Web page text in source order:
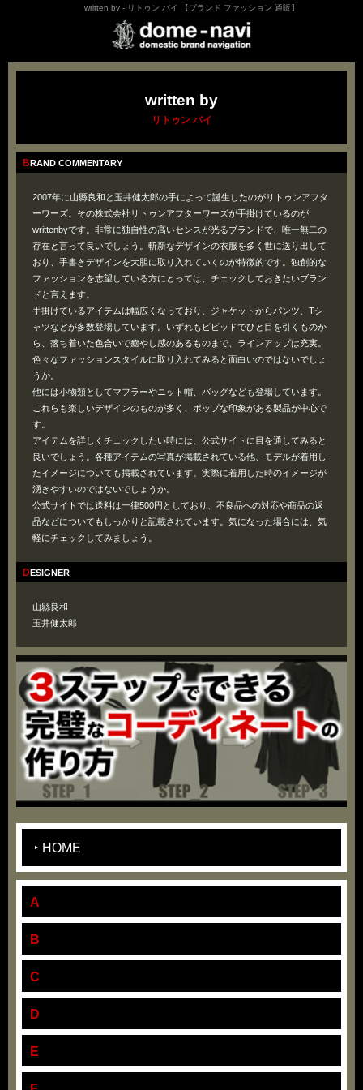
written by - リトゥン バイ 【ブランド ファッション 通販】
written by
リトゥン バイ
BRAND COMMENTARY
2007年に山縣良和と玉井健太郎の手によって誕生したのがリトゥンアフタ
ーワーズ。その株式会社リトゥンアフターワーズが手掛けているのが
writtenbyです。非常に独自性の高いセンスが光るブランドで、唯一無二の
存在と言って良いでしょう。斬新なデザインの衣服を多く世に送り出して
おり、手書きデザインを大胆に取り入れていくのが特徴的です。独創的な
ファッションを志望している方にとっては、チェックしておきたいブラン
ドと言えます。
手掛けているアイテムは幅広くなっており、ジャケットからパンツ、Tシ
ャツなどが多数登場しています。いずれもビビッドでひと目を引くものか
ら、落ち着いた色合いで癒やし感のあるものまで、ラインアップは充実。
色々なファッションスタイルに取り入れてみると面白いのではないでしょ
うか。
他には小物類としてマフラーやニット帽、バッグなども登場しています。
これらも楽しいデザインのものが多く、ポップな印象がある製品が中心で
す。
アイテムを詳しくチェックしたい時には、公式サイトに目を通してみると
良いでしょう。各種アイテムの写真が掲載されている他、モデルが着用し
たイメージについても掲載されています。実際に着用した時のイメージが
湧きやすいのではないでしょうか。
公式サイトでは送料は一律500円としており、不良品への対応や商品の返
品などについてもしっかりと記載されています。気になった場合には、気
軽にチェックしてみましょう。
DESIGNER
山縣良和
玉井健太郎
HOME
A
B
C
D
E